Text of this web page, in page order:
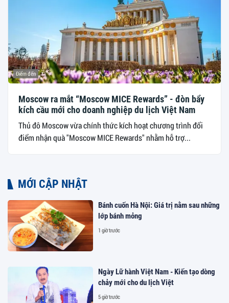
Điểm đến
Moscow ra mắt “Moscow MICE Rewards” - đòn bẩy
kích cầu mới cho doanh nghiệp du lịch Việt Nam
Thủ đô Moscow vừa chính thức kích hoạt chương trình đổi
điểm nhận quà "Moscow MICE Rewards" nhằm hỗ trợ...
MỚI CẬP NHẬT
Bánh cuốn Hà Nội: Giá trị nằm sau những
lớp bánh mỏng
1 giờ trước
Ngày Lữ hành Việt Nam - Kiến tạo dòng
chảy mới cho du lịch Việt
5 giờ trước